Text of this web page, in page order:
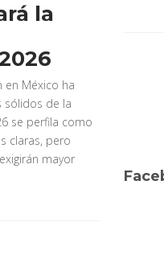
la
en México ha
sólidos de la
se perfila como
claras, pero
mayor